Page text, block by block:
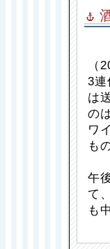
（
3連
は
の
ワ
も
午
て
も